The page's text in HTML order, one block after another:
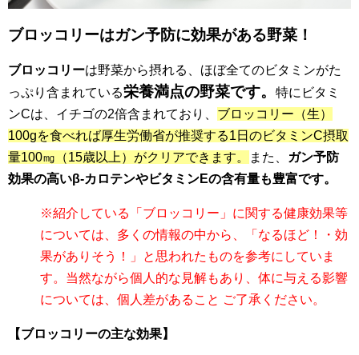
ブロッコリーはガン予防に効果がある野菜！
ブロッコリーは野菜から摂れる、ほぼ全てのビタミンがた
っぷり含まれている栄養満点の野菜です。
特にビタミ
ンCは、イチゴの2倍含まれており、 ブロッコリー（生）
100gを食べれば厚生労働省が推奨する1日のビタミンC摂取
量100㎎（15歳以上）がクリアできます。
また、
ガン予防
効果の高いβ-カロテンやビタミンEの含有量も豊富です。
※紹介している「ブロッコリー」に関する健康効果等
については、多くの情報の中から、「なるほど！・効
果がありそう！」と思われたものを参考にしていま
す。当然ながら個人的な見解もあり、体に与える影響
については、個人差があること ご了承ください。
【ブロッコリーの主な効果】